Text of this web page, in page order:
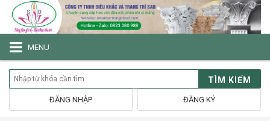
MENU
TÌM KIẾM
ĐĂNG KÝ
ĐĂNG NHẬP